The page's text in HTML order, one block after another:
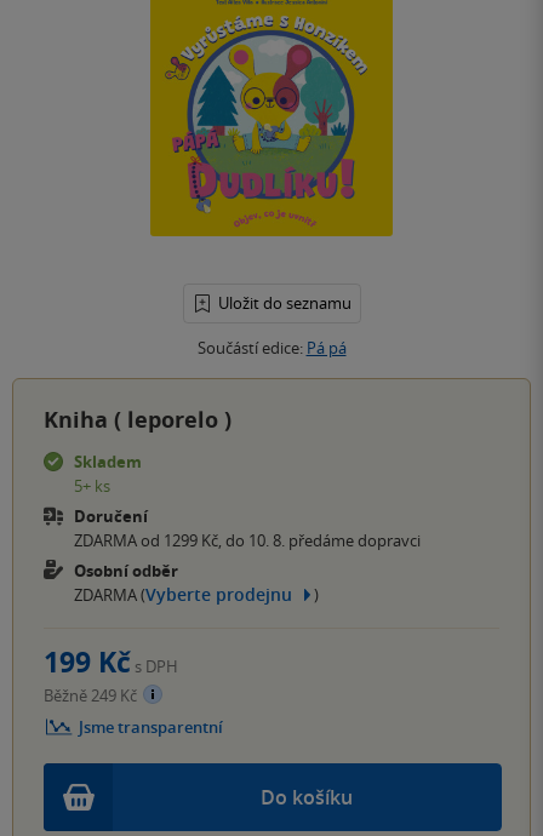
Uložit do seznamu
Součástí edice: Pá pá
Kniha ( leporelo )
Skladem
5+ ks
Doručení
ZDARMA od 1299 Kč, do 10. 8. předáme dopravci
Osobní odběr
ZDARMA (Vyberte prodejnu )
Do košíku
199 Kč s DPH
Běžně 249 Kč
Jsme transparentní